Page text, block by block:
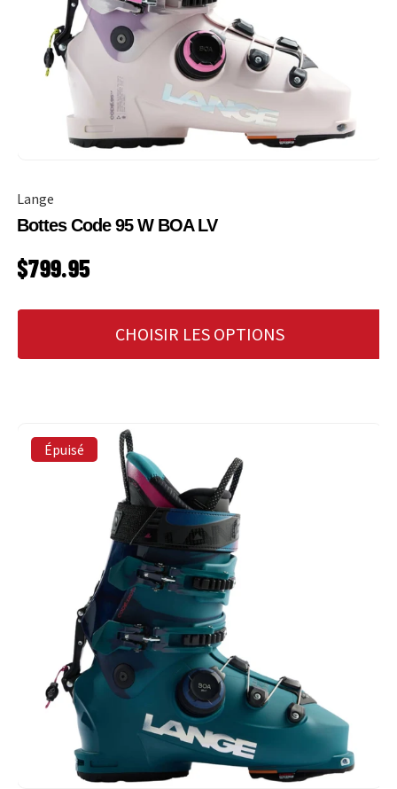
Lange
Bottes Code 95 W BOA LV
PRIX HABITUEL
$799.95
CHOISIR LES OPTIONS
Épuisé